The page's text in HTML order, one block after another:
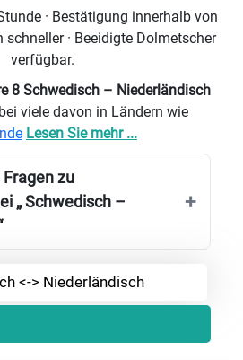
· Bestätigung innerhalb von
· Beeidigte Dolmetscher
verfügbar.
8 Schwedisch – Niederländisch
viele davon in Ländern wie
Lesen Sie mehr ...
zu
„ Schwedisch –
<-> Niederländisch